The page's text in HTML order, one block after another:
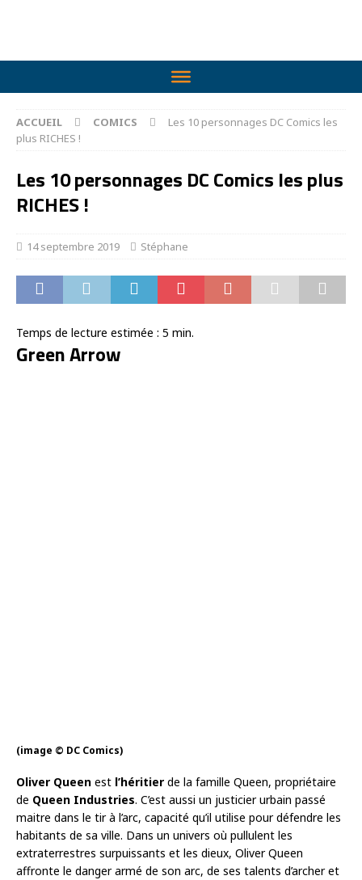
ACCUEIL COMICS
Les 10 personnages DC Comics les
plus RICHES !
Les 10 personnages DC Comics les plus
RICHES !
14 septembre 2019 Stéphane
Temps de lecture estimée : 5 min.
Green Arrow
(image © DC Comics)
Oliver Queen est l’héritier de la famille Queen, propriétaire
de Queen Industries. C’est aussi un justicier urbain passé
maitre dans le tir à l’arc, capacité qu’il utilise pour défendre les
habitants de sa ville. Dans un univers où pullulent les
extraterrestres surpuissants et les dieux, Oliver Queen
affronte le danger armé de son arc, de ses talents d’archer et